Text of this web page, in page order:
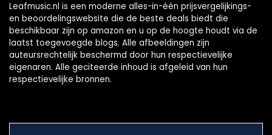
Leafmusic.nl is een moderne alles-in-één prijsvergelijkings-
en beoordelingswebsite die de beste deals biedt die
beschikbaar zijn op amazon en u op de hoogte houdt via de
laatst toegevoegde blogs. Alle afbeeldingen zijn
auteursrechtelijk beschermd door hun respectievelijke
eigenaren. Alle geciteerde inhoud is afgeleid van hun
respectievelijke bronnen.